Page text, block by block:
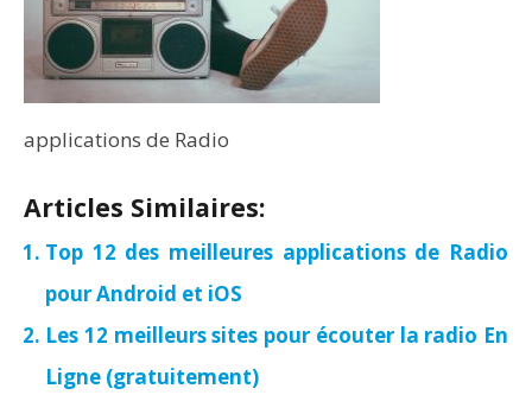
applications de Radio
Articles Similaires:
Top 12 des meilleures applications de Radio
pour Android et iOS
Les 12 meilleurs sites pour écouter la radio En
Ligne (gratuitement)